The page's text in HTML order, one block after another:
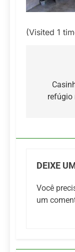
(Visited 1
refúgio
DEIXE
Você
um